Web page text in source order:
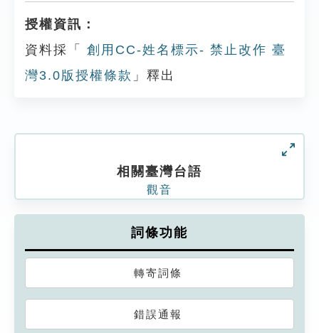
授權資訊：
資料採「
創用CC-姓名標示- 禁止改作 臺
灣3.0版授權條款 」釋出
相關臺灣台語
觀音
詞條功能
轉寄詞條
錯誤通報